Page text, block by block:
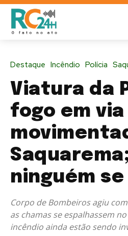
Destaque Incêndio Polícia
Viatura da
fogo em via
ninguém
Corpo de Bombeiros agiu
as chamas se espalhassem
incêndio ainda estão sendo